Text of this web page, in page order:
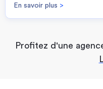
En savoir plus >
Profitez d'une